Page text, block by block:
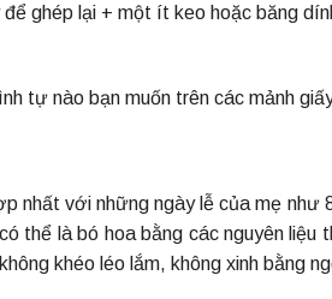
để ghép lại + một ít keo hoặc băng
tự nào bạn muốn trên các mảnh
nhất với những ngày lễ của mẹ
thể là bó hoa bằng các nguyên
khéo léo lắm, không xinh bằng